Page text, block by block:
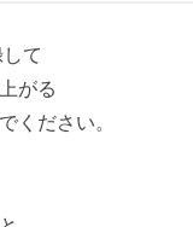
て
がる
ください。